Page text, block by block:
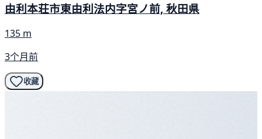
由利本荘市東由利法内字宮ノ前, 秋田県
135 m
3个月前
收藏